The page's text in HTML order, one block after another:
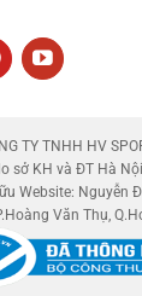
TY TNHH HV
sở KH và ĐT Hà
Website: Nguyễn
Văn Thụ,